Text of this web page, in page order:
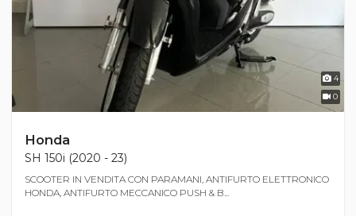
4
0
Honda
SH 150i (2020 - 23)
SCOOTER IN VENDITA CON PARAMANI, ANTIFURTO ELETTRONICO
HONDA, ANTIFURTO MECCANICO PUSH & B...